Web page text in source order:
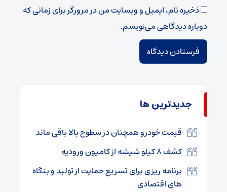
ذخیره نام، ایمیل و وبسایت من در مرورگر برای زمانی که
دوباره دیدگاهی می‌نویسم.
جديدترين ها
قیمت خودرو همچنان در سطوح بالا باقی ماند
کشف ۸ کیلو شیشه از کامیون ورودیه
برنامه ریزی برای تسریع حمایت از تولید و بنگاه
های اقتصادی